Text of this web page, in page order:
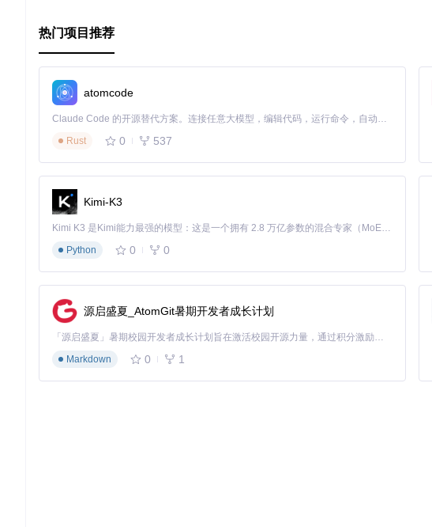
热门项目推荐
atomcode
Claude Code 的开源替代方案。连接任意大模型，编辑代码，运行命令，自动验证 — 全自动执行。用 Rust 构建，极致性能。 ｜ An open-source alternative to Claude Code. Connect any LLM, edit code, run commands, and verify changes — autonomously. Built in Rust for speed. Get Started
Rust
0 537
Kimi-K3
Kimi K3 是Kimi能力最强的模型：这是一个拥有 2.8 万亿参数的混合专家（MoE）模型，具备原生视觉理解能力，并支持 100 万 token 的上下文窗口。
Python
0 0
源启盛夏_AtomGit暑期开发者成长计划
「源启盛夏」暑期校园开发者成长计划旨在激活校园开源力量，通过积分激励、认证扶持、资源倾斜等形式，引导高校组织和开发者完成「入驻 — 建项目 — 做贡献 — 获认证 — 得资源」的完整闭环。无论你是想带领社团入驻平台的组织者，还是希望用代码贡献证明自己的开发者，都能在这里找到属于你的成长路径。
Markdown
0 1